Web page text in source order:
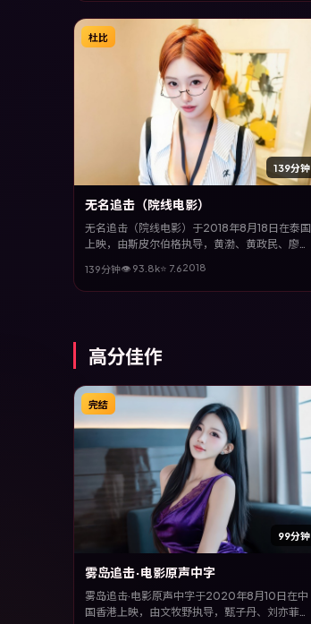
139分钟
杜比
无名追击（院线电影）
无名追击（院线电影）于2018年8月18日在泰国
上映，由斯皮尔伯格执导，黄渤、黄政民、廖
在时代洪流与个体抉择之间，故事层层推进，节
奏紧凑而不失细腻。
139分钟👁 93.8k⭐ 7.62018
高分佳作
99分钟
完结
雾岛追击·电影原声中字
雾岛追击·电影原声中字于2020年8月10日在中
国香港上映，由文牧野执导，甄子丹、刘亦菲、